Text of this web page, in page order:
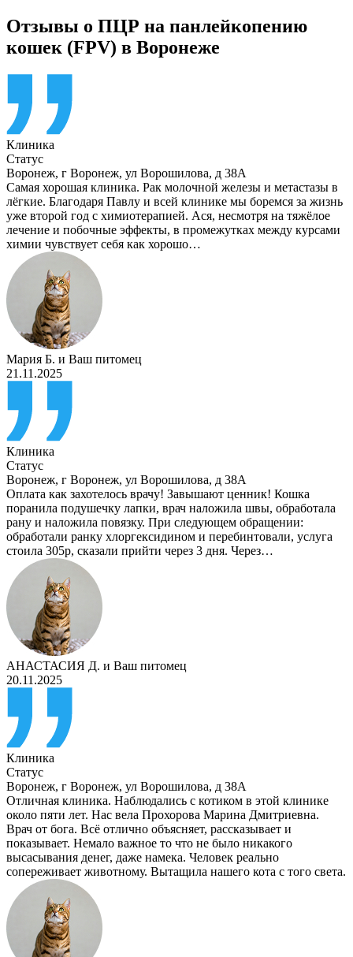
Отзывы о ПЦР на панлейкопению
кошек (FPV) в Воронеже
Клиника
Статус
Воронеж, г Воронеж, ул Ворошилова, д 38А
Самая хорошая клиника. Рак молочной железы и метастазы в
лёгкие. Благодаря Павлу и всей клинике мы боремся за жизнь
уже второй год с химиотерапией. Ася, несмотря на тяжёлое
лечение и побочные эффекты, в промежутках между курсами
химии чувствует себя как хорошо…
Мария Б. и Ваш питомец
21.11.2025
Клиника
Статус
Воронеж, г Воронеж, ул Ворошилова, д 38А
Оплата как захотелось врачу! Завышают ценник! Кошка
поранила подушечку лапки, врач наложила швы, обработала
рану и наложила повязку. При следующем обращении:
обработали ранку хлоргексидином и перебинтовали, услуга
стоила 305р, сказали прийти через 3 дня. Через…
АНАСТАСИЯ Д. и Ваш питомец
20.11.2025
Клиника
Статус
Воронеж, г Воронеж, ул Ворошилова, д 38А
Отличная клиника. Наблюдались с котиком в этой клинике
около пяти лет. Нас вела Прохорова Марина Дмитриевна.
Врач от бога. Всё отлично объясняет, рассказывает и
показывает. Немало важное то что не было никакого
высасывания денег, даже намека. Человек реально
сопереживает животному. Вытащила нашего кота с того света.